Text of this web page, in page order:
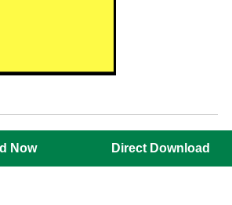
Now Direct Download